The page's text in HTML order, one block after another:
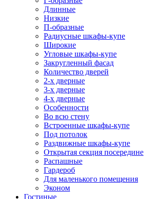
Длинные
Низкие
П-образные
Радиусные шкафы-купе
Широкие
Угловые шкафы-купе
Закругленный фасад
Количество дверей
2-х дверные
3-х дверные
4-х дверные
Особенности
Во всю стену
Встроенные шкафы-купе
Под потолок
Раздвижные шкафы-купе
Открытая секция посередине
Распашные
Гардероб
Для маленького помещения
Эконом
Гостиные